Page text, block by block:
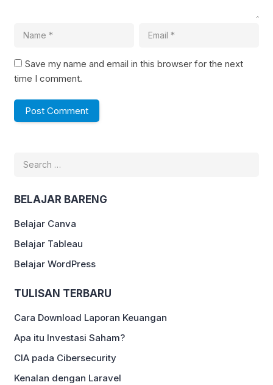
Save my name and email in this browser for the next
time I comment.
for:
BELAJAR BARENG
Belajar Canva
Belajar Tableau
Belajar WordPress
TULISAN TERBARU
Cara Download Laporan Keuangan
Apa itu Investasi Saham?
CIA pada Cibersecurity
Kenalan dengan Laravel